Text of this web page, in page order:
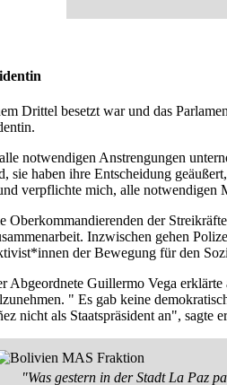
Drittel besetzt war und das
notwendigen Anstrengungen
sie haben ihre Entscheidung
verpflichte mich, alle
Oberkommandierenden der
Inzwischen gehen
der Bewegung für den
Abgeordnete Guillermo Vega
" Es gab keine
nicht als Staatspräsident an", sagte
"Was gestern in der Stadt La Paz